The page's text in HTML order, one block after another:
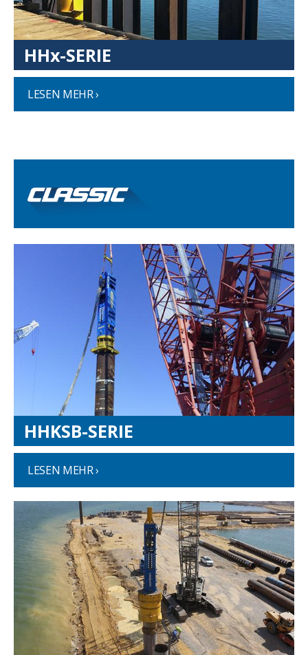
HHx-SERIE
LESEN MEHR ›
HHKSB-SERIE
LESEN MEHR ›